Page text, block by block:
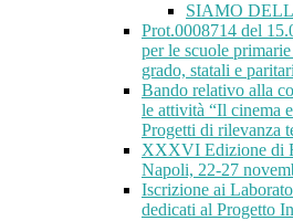
SIAMO
Prot.0008714 del
per le scuole
grado, statali e
Bando relativo alla
le attività “Il cinema
Progetti di rilevanza
XXXVI Edizione di
Napoli, 22-27
Iscrizione ai
dedicati al Progetto